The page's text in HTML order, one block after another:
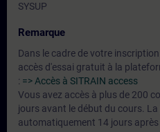
SYSUP
Remarque
Dans le cadre de votre
accès d'essai gratuit à la
: => Accès à SITRAIN access
Vous avez accès à plus de 200
jours avant le début du cours.
automatiquement 14 jours après